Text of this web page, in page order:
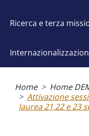
ricerca e terza
pane
Home Home
Attivazione
laurea 21,22 e 23